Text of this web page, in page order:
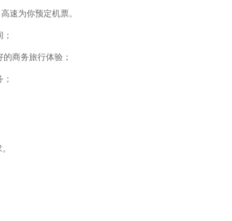
速为你预定机票。
商务旅行体验；